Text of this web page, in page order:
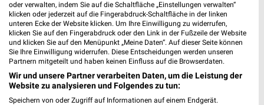
Rossmann Chemnitz
Stollberger Str. 100
09119 Chemnitz
Heute 08:00 - 20:00 Uhr | Geschlossen
193,51 km • Angebote: 2 Prospekte
oder verwalten, indem Sie auf die Schaltfläche „Einstellungen verwalten“
klicken oder jederzeit auf die Fingerabdruck-Schaltfläche in der linken
unteren Ecke der Website klicken. Um Ihre Einwilligung zu widerrufen,
klicken Sie auf den Fingerabdruck oder den Link in der Fußzeile der Website
und klicken Sie auf den Menüpunkt „Meine Daten“. Auf dieser Seite können
Sie Ihre Einwilligung widerrufen. Diese Entscheidungen werden unseren
Partnern mitgeteilt und haben keinen Einfluss auf die Browserdaten.
Wir und unsere Partner verarbeiten Daten, um die Leistung der
Website zu analysieren und Folgendes zu tun:
Speichern von oder Zugriff auf Informationen auf einem Endgerät.